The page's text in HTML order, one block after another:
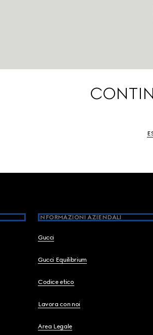
INFORMAZIONI AZIENDALI
Gucci
Gucci Equilibrium
Codice etico
Lavora con noi
Area Legale